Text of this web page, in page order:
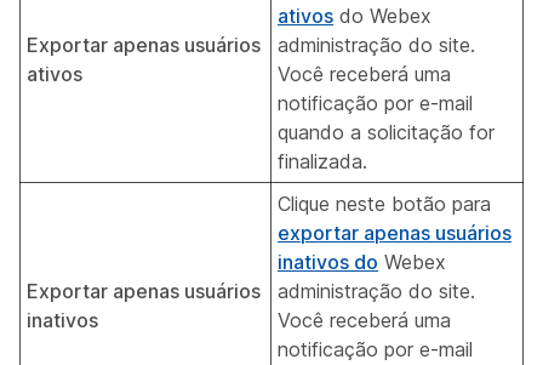
Exportar apenas usuários
ativos
ativos do Webex
administração do site.
Você receberá uma
notificação por e-mail
quando a solicitação for
finalizada.
Exportar apenas usuários
inativos
Clique neste botão para
exportar apenas usuários
inativos do Webex
administração do site.
Você receberá uma
notificação por e-mail